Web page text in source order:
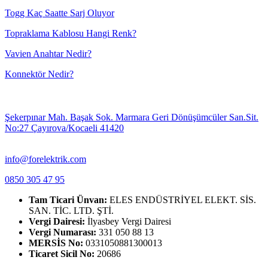
Togg Kaç Saatte Sarj Oluyor
Topraklama Kablosu Hangi Renk?
Vavien Anahtar Nedir?
Konnektör Nedir?
Şekerpınar Mah. Başak Sok. Marmara Geri Dönüşümcüler San.Sit.
No:27 Çayırova/Kocaeli 41420
info@forelektrik.com
0850 305 47 95
Tam Ticari Ünvan: ELES ENDÜSTRİYEL ELEKT. SİS.
SAN. TİC. LTD. ŞTİ.
Vergi Dairesi: İlyasbey Vergi Dairesi
Vergi Numarası: 331 050 88 13
MERSİS No: 0331050881300013
Ticaret Sicil No: 20686